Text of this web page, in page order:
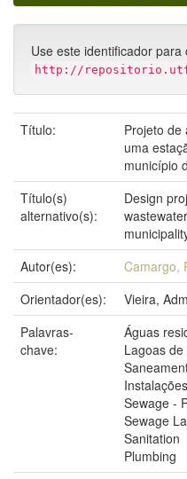
Use este identificador
http://
Título:
Projeto de
uma
município
Título(s)
alternativo(s):
Design
Autor(es):
Camargo,
Orientador(es):
Vieira,
Palavras-
chave:
Águas
Lagoas
Sewage -
Sewage
Sanitation
Plumbing